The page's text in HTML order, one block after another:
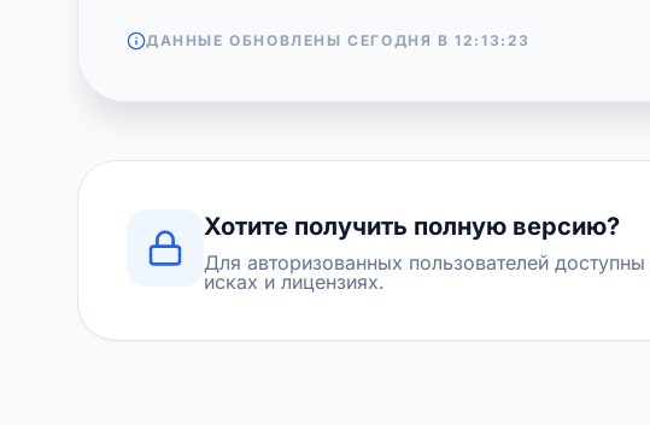
ДАННЫЕ ОБНОВЛЕНЫ СЕГОДНЯ В12:13:23
Хотите получить полную версию?
Для авторизованных пользователей
исках и лицензиях.